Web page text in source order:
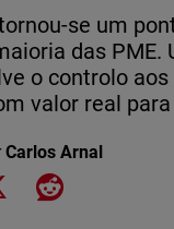
se um
das PME.
o controlo aos
valor real
Carlos Arnal
on Facebook
Share on XShare on Reddit